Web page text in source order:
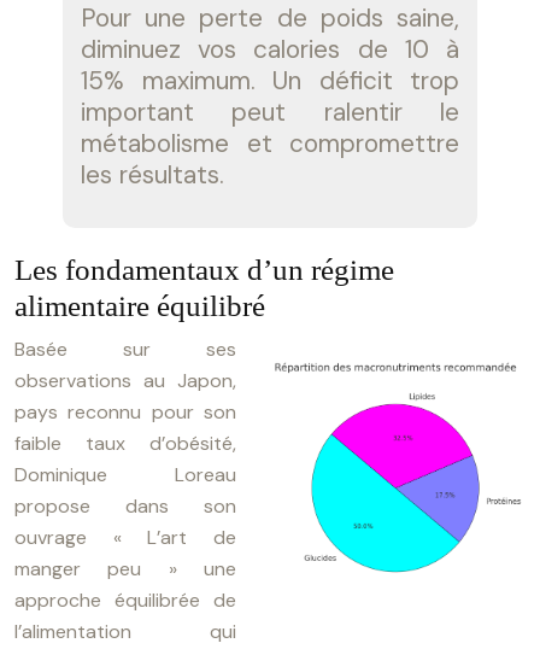
Pour une perte de poids saine,
diminuez vos calories de 10 à
15% maximum. Un déficit trop
important peut ralentir le
métabolisme et compromettre
les résultats.
Les fondamentaux d’un régime
alimentaire équilibré
Basée sur ses
observations au Japon,
pays reconnu pour son
faible taux d’obésité,
Dominique Loreau
propose dans son
ouvrage « L’art de
manger peu » une
approche équilibrée de
l’alimentation qui